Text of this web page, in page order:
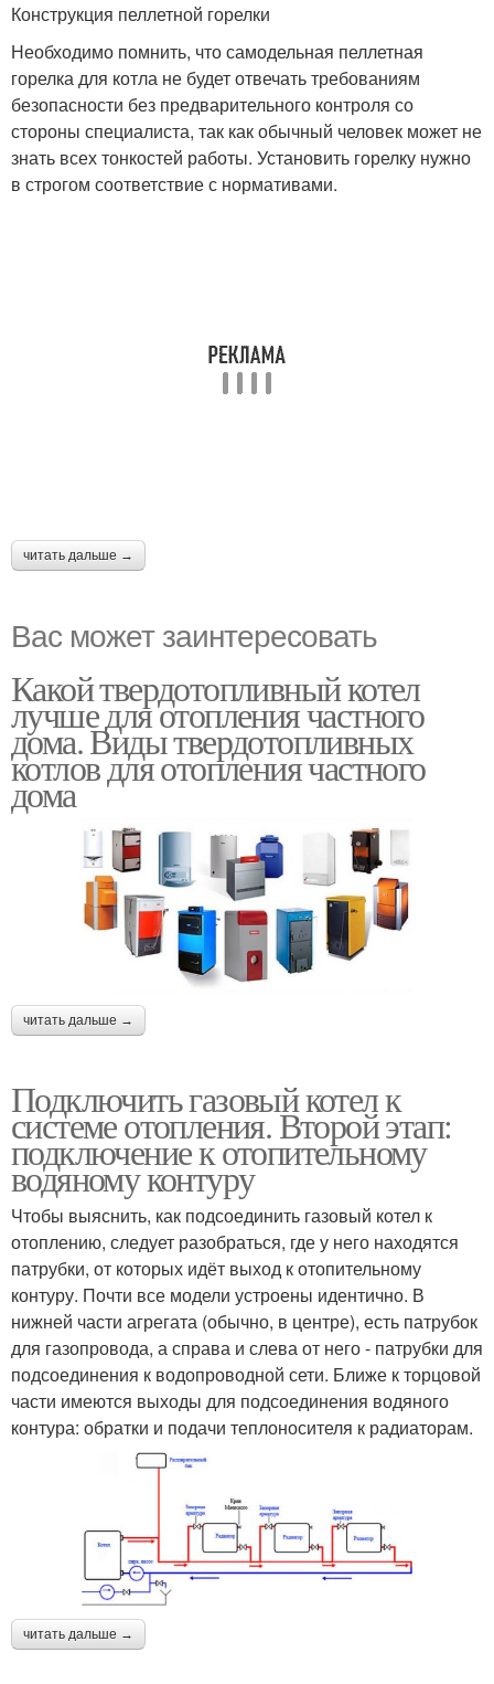
Конструкция пеллетной горелки
Необходимо помнить, что самодельная пеллетная
горелка для котла не будет отвечать требованиям
безопасности без предварительного контроля со
стороны специалиста, так как обычный человек может не
знать всех тонкостей работы. Установить горелку нужно
в строгом соответствие с нормативами.
читать дальше →
Вас может заинтересовать
Какой твердотопливный котел
лучше для отопления частного
дома. Виды твердотопливных
котлов для отопления частного
дома
читать дальше →
Подключить газовый котел к
системе отопления. Второй этап:
подключение к отопительному
водяному контуру
Чтобы выяснить, как подсоединить газовый котел к
отоплению, следует разобраться, где у него находятся
патрубки, от которых идёт выход к отопительному
контуру. Почти все модели устроены идентично. В
нижней части агрегата (обычно, в центре), есть патрубок
для газопровода, а справа и слева от него - патрубки для
подсоединения к водопроводной сети. Ближе к торцовой
части имеются выходы для подсоединения водяного
контура: обратки и подачи теплоносителя к радиаторам.
читать дальше →